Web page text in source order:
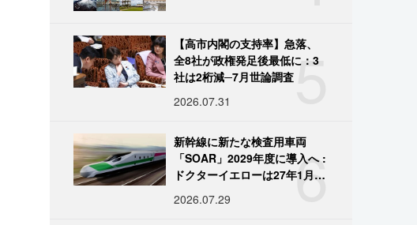
5
【高市内閣の支持率】急落、
全8社が政権発足後最低に：3
社は2桁減─7月世論調査
2026.07.31
6
新幹線に新たな検査用車両
「SOAR」2029年度に導入へ :
ドクターイエローは27年1月に
2026.07.29